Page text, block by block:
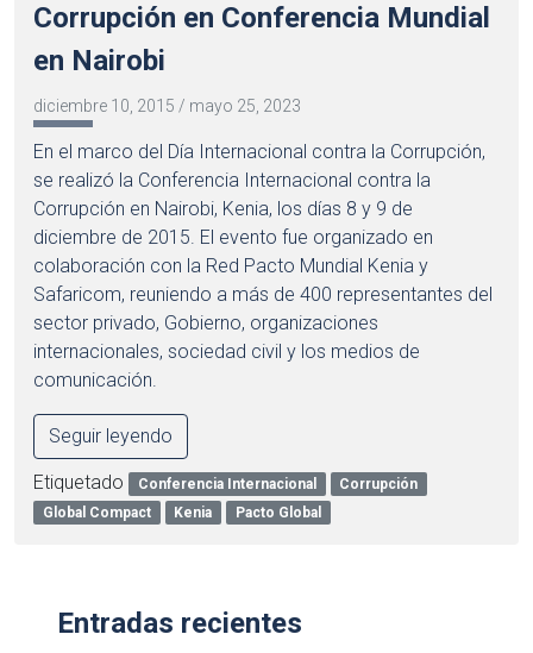
Corrupción en Conferencia Mundial
en Nairobi
diciembre 10, 2015 / mayo 25, 2023
En el marco del Día Internacional contra la Corrupción,
se realizó la Conferencia Internacional contra la
Corrupción en Nairobi, Kenia, los días 8 y 9 de
diciembre de 2015. El evento fue organizado en
colaboración con la Red Pacto Mundial Kenia y
Safaricom, reuniendo a más de 400 representantes del
sector privado, Gobierno, organizaciones
internacionales, sociedad civil y los medios de
comunicación.
Seguir leyendo
Etiquetado Conferencia Internacional
Corrupción
Global Compact
Kenia Pacto Global
Entradas recientes